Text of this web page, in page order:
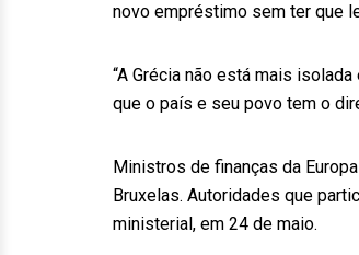
novo empréstimo sem ter que
“A Grécia não está mais
que o país e seu povo tem o
Ministros de finanças da
Bruxelas. Autoridades que
ministerial, em 24 de maio.